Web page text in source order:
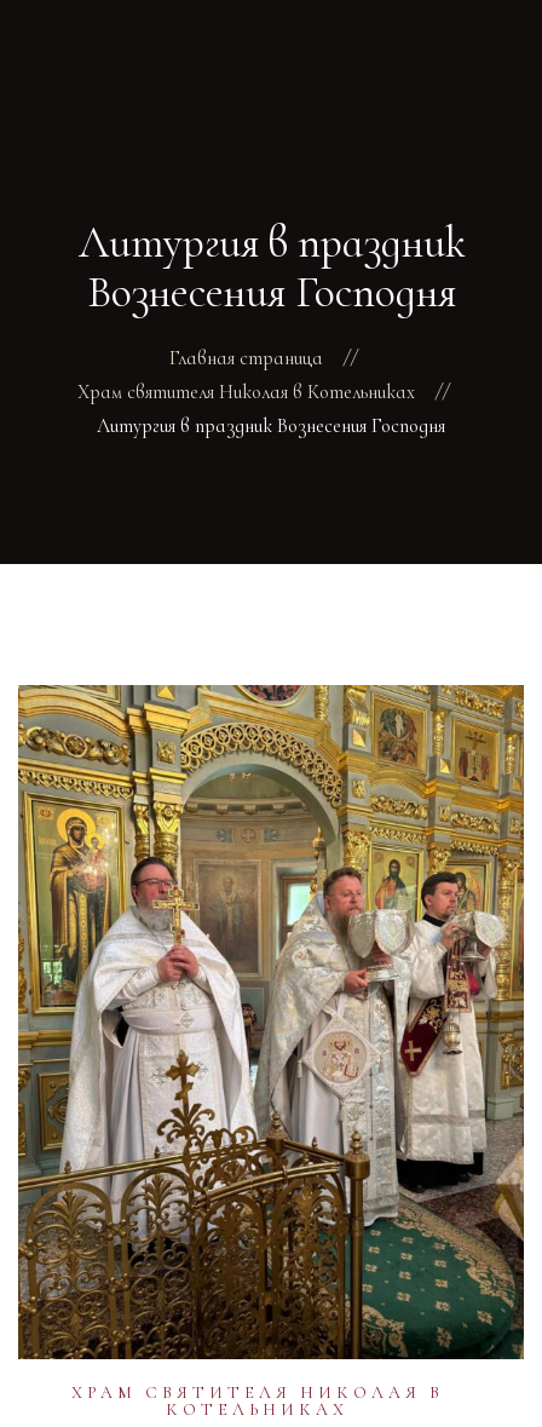
О ПОДВОРЬЕ
НОВОСТИ
ОБЪЯВЛЕНИЯ
КОНТАКТЫ
Литургия в праздник
Вознесения Господня
Главная страница
Храм святителя Николая в Котельниках
Литургия в праздник Вознесения Господня
ХРАМ СВЯТИТЕЛЯ НИКОЛАЯ В
КОТЕЛЬНИКАХ